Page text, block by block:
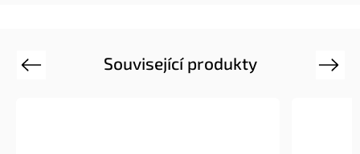
Související produkty
Previous Next